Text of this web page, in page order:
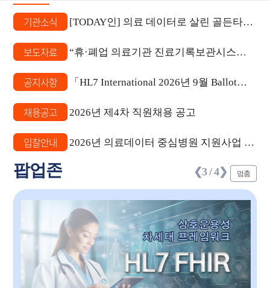
기관소식 [TODAY인] 의료 데이터로 살린 골든타임…100만 명 바이오빅데이터 구축 / YTN 사이언스
보도자료 “휴·폐업 의료기관 진료기록보관시스템”개통 1주년 진료기록 발급 18만 건 돌파, 한의과까지 서비스 확대 추진
공지사항 「HL7 International 2026년 9월 Ballot」 참여위원 공개 모집 연장 안내(~8.7.)
채용공고 2026년 제4차 직원채용 공고
입찰안내 2026년 의료데이터 중심병원 지원사업 감리용역 우선협상대상자 공고
팝업존 ❮4 / 4❯ 멈춤